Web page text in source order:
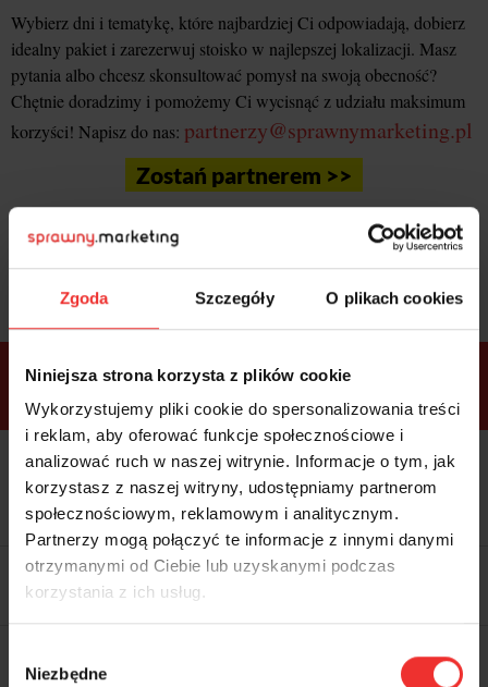
Zgoda Szczegóły O plikach cookies
Niniejsza strona korzysta z plików cookie
Wykorzystujemy pliki cookie do spersonalizowania treści
i reklam, aby oferować funkcje społecznościowe i
analizować ruch w naszej witrynie. Informacje o tym, jak
korzystasz z naszej witryny, udostępniamy partnerom
społecznościowym, reklamowym i analitycznym.
Partnerzy mogą połączyć te informacje z innymi danymi
otrzymanymi od Ciebie lub uzyskanymi podczas
korzystania z ich usług.
zgody
Niezbędne
Wybierz dni i tematykę, które najbardziej Ci odpowiadają, dobierz
idealny pakiet i zarezerwuj stoisko w najlepszej lokalizacji. Masz
pytania albo chcesz skonsultować pomysł na swoją obecność?
Chętnie doradzimy i pomożemy Ci wycisnąć z udziału maksimum
korzyści! Napisz do nas: partnerzy@sprawnymarketing.pl
Zostań partnerem >>
Sprawdź bonusyi wybierz bilet
ramach
pakietów
VIP Premium
Kolacja z prelegentami i before
party (Hotel Sheraton, 27.10) tylko
wbilecie ALLPASS VIP
Dostępne
tylko w
bilecie
ALLPASS
VIP
Dedykowana strefa VIP z
możliwością networkingu z
prelegentami i wystawcami w
WARTOŚĆ: 1970 zł